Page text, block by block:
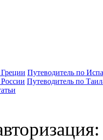
Путеводитель по
Путеводитель по